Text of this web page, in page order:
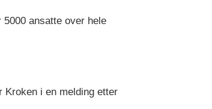
ansatte over hele
Kroken i en melding etter